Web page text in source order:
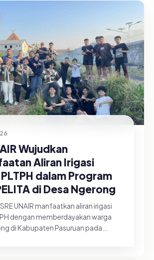
Wujudkan
Aliran Irigasi
dalam Program
di Desa Ngerong
UNAIR manfaatkan aliran irigasi
dengan memberdayakan warga
di Kabupaten Pasuruan pada